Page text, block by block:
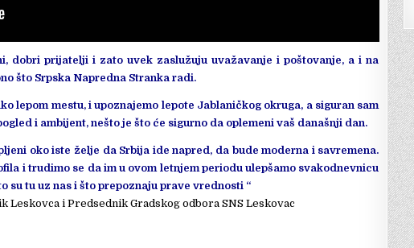
dobri prijatelji i zato uvek zaslužuju uvažavanje i poštovanje, a i na
što Srpska Napredna Stranka radi.
lepom mestu, i upoznajemo lepote Jablaničkog okruga, a siguran sam
i ambijent, nešto je što će sigurno da oplemeni vaš današnji dan.
oko iste želje da Srbija ide napred, da bude moderna i savremena.
i trudimo se da im u ovom letnjem periodu ulepšamo svakodnevnicu
su tu uz nas i što prepoznaju prave vrednosti “
Leskovca i Predsednik Gradskog odbora SNS Leskovac